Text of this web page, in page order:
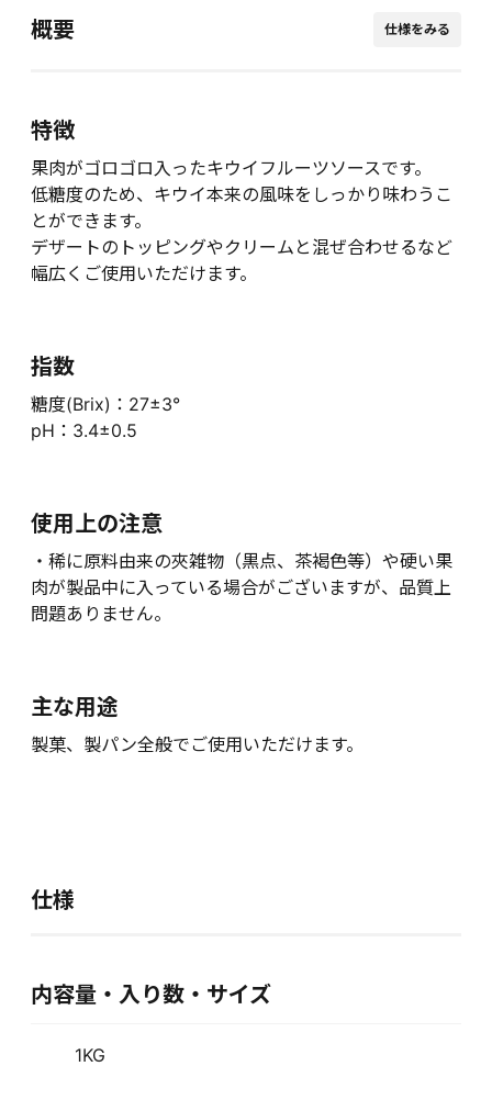
概要 仕様をみる
特徴
果肉がゴロゴロ入ったキウイフルーツソースです。
低糖度のため、キウイ本来の風味をしっかり味わうこ
とができます。
デザートのトッピングやクリームと混ぜ合わせるなど
幅広くご使用いただけます。
指数
糖度(Brix)：27±3°
pH：3.4±0.5
使用上の注意
・稀に原料由来の夾雑物（黒点、茶褐色等）や硬い果
肉が製品中に入っている場合がございますが、品質上
問題ありません。
主な用途
製菓、製パン全般でご使用いただけます。
仕様
内容量・入り数・サイズ
1KG